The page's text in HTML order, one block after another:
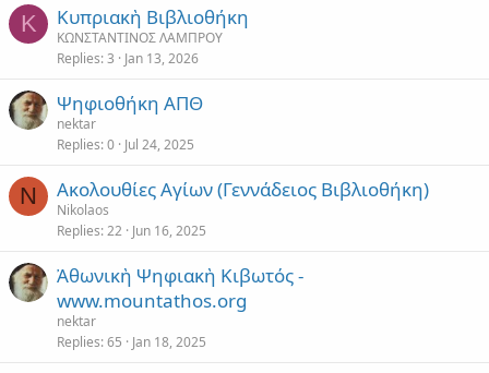
Κ Κυπριακὴ Βιβλιοθήκη
ΚΩΝΣΤΑΝΤΙΝΟΣ ΛΑΜΠΡΟΥ
Replies 3 Jan 13, 2026
Ψηφιοθήκη ΑΠΘ
nektar
Replies 0 Jul 24, 2025
N Ακολουθίες Αγίων (Γεννάδειος Βιβλιοθήκη)
Nikolaos
Replies 22 Jun 16, 2025
Ἀθωνικὴ Ψηφιακὴ Κιβωτός -
www.mountathos.org
nektar
Replies 65 Jan 18, 2025